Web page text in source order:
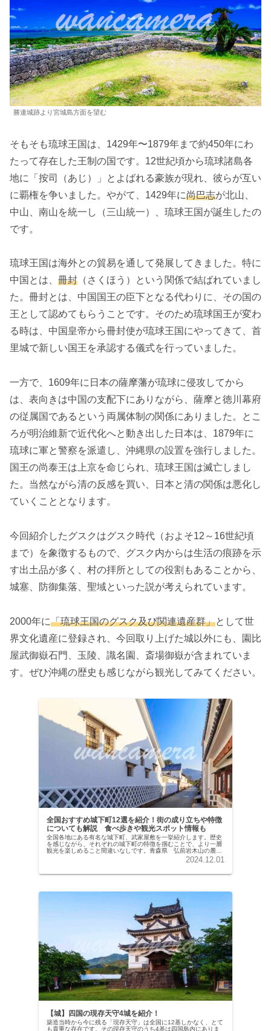
勝連城跡より宮城島方面を望む
そもそも琉球王国は、1429年〜1879年まで約450年にわ
たって存在した王制の国です。12世紀頃から琉球諸島各
地に「按司（あじ）」とよばれる豪族が現れ、彼らが互い
に覇権を争いました。やがて、1429年に尚巴志が北山、
中山、南山を統一し（三山統一）、琉球王国が誕生したの
です。
琉球王国は海外との貿易を通して発展してきました。特に
中国とは、 冊封 （さくほう）という関係で結ばれていまし
た。冊封とは、中国国王の臣下となる代わりに、その国の
王として認めてもらうことです。そのため琉球国王が変わ
る時は、中国皇帝から冊封使が琉球王国にやってきて、首
里城で新しい国王を承認する儀式を行っていました。
一方で、1609年に日本の薩摩藩が琉球に侵攻してから
は、表向きは中国の支配下にありながら、薩摩と徳川幕府
の従属国であるという両属体制の関係にありました。とこ
ろが明治維新で近代化へと動き出した日本は、1879年に
琉球に軍と警察を派遣し、沖縄県の設置を強行しました。
国王の尚泰王は上京を命じられ、琉球王国は滅亡しまし
た。当然ながら清の反感を買い、日本と清の関係は悪化し
ていくこととなります。
今回紹介したグスクはグスク時代（およそ12～16世紀頃
まで）を象徴するもので、グスク内からは生活の痕跡を示
す出土品が多く、村の拝所としての役割もあることから、
城塞、防御集落、聖域といった説が考えられています。
2000年に「琉球王国のグスク及び関連遺産群」として世
界文化遺産に登録され、今回取り上げた城以外にも、園比
屋武御嶽石門、玉陵、識名園、斎場御嶽が含まれていま
す。ぜひ沖縄の歴史も感じながら観光してみてください。
全国おすすめ城下町12選を紹介！街の成り立ちや特徴
についても解説 食べ歩きや観光スポット情報も
全国各地にある有名な城下町、武家屋敷を一挙紹介します。歴史
を感じながら、それぞれの城下町の特徴を掴むことで、より一層
観光を楽しめること間違いなしです。青森県 弘前岩木山の麓、
弘前の中心街には現存天守・弘前城があり、その周辺には城下町
2024.12.01
【城】四国の現存天守4城を紹介！
築造当時から今に残る「現存天守」は全国に12基しかなく、とて
も貴重な存在です。その現存天守のうち4基は四国島内にありま